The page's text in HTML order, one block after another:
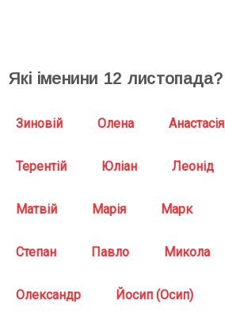
Які іменини 12 листопада?
Зиновій Олена Анастасія
Терентій Юліан Леонід
Матвій Марія Марк
Степан Павло Микола
Олександр Йосип (Осип)